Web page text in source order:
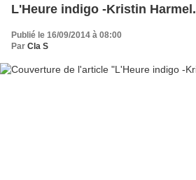
L'Heure indigo -Kristin Harmel.
Publié le 16/09/2014 à 08:00
Par Cla S